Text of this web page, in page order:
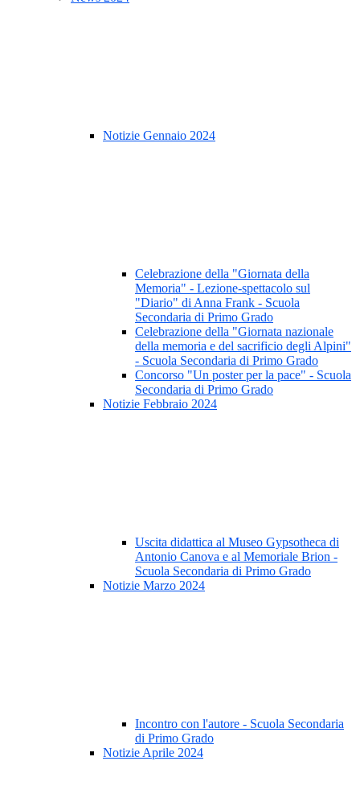
Notizie Gennaio 2024
Celebrazione della "Giornata della
Memoria" - Lezione-spettacolo sul
"Diario" di Anna Frank - Scuola
Secondaria di Primo Grado
Celebrazione della "Giornata nazionale
della memoria e del sacrificio degli Alpini"
- Scuola Secondaria di Primo Grado
Concorso "Un poster per la pace" - Scuola
Secondaria di Primo Grado
Notizie Febbraio 2024
Uscita didattica al Museo Gypsotheca di
Antonio Canova e al Memoriale Brion -
Scuola Secondaria di Primo Grado
Notizie Marzo 2024
Incontro con l'autore - Scuola Secondaria
di Primo Grado
Notizie Aprile 2024